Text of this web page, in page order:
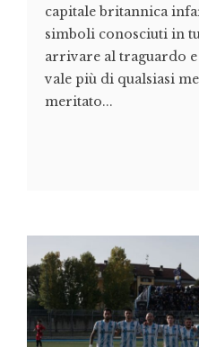
capitale britannica
simboli conosciuti in
arrivare al traguardo
vale più di qualsiasi
meritato...